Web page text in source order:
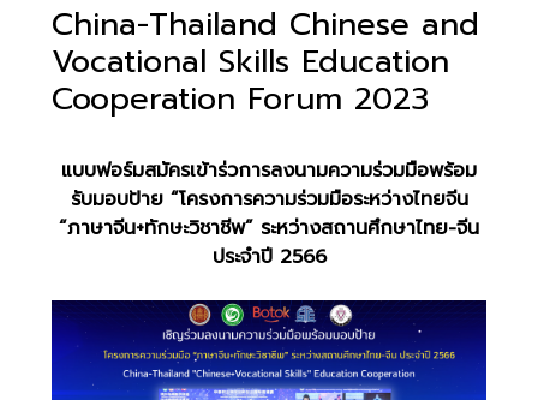
China-Thailand Chinese and
Vocational Skills Education
Cooperation Forum 2023
แบบฟอร์มสมัครเข้าร่วการลงนามความร่วมมือพร้อม
รับมอบป้าย “โครงการความร่วมมือระหว่างไทยจีน
“ภาษาจีน+ทักษะวิชาชีพ” ระหว่างสถานศึกษาไทย-จีน
ประจำปี 2566